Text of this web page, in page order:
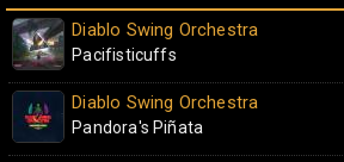
Diablo Swing Orchestra
Pacifisticuffs
Diablo Swing Orchestra
Pandora's Piñata